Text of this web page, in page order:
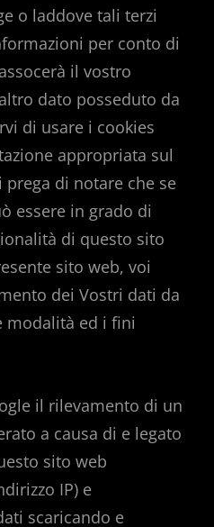
o laddove tali terzi
per conto di
il vostro
dato posseduto da
di usare i cookies
appropriata sul
di notare che se
essere in grado di
di questo sito
sito web, voi
dei Vostri dati da
modalità ed i fini
il rilevamento di un
a causa di e legato
sito web
IP) e
scaricando e